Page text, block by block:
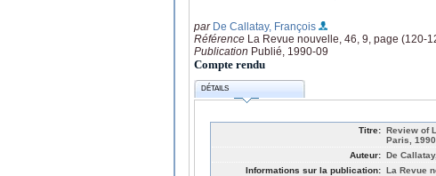
par De Callatay, François
Référence La Revue nouvelle, 46, 9, page (120-
Publication Publié, 1990-09
Compte rendu
DÉTAILS
Titre: Review of
Paris, 1990
Auteur: De
Informations sur la publication: La Revue